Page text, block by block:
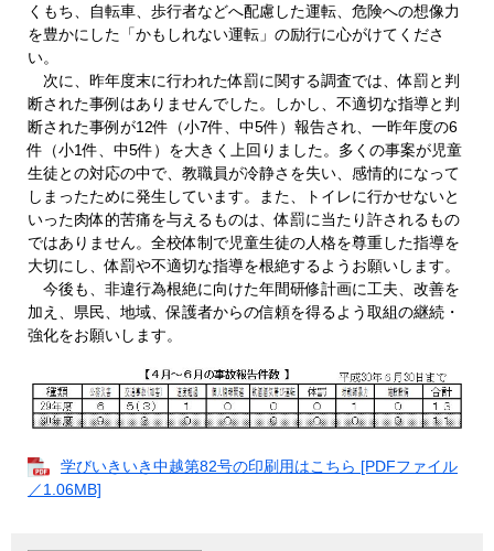
くもち、自転車、歩行者などへ配慮した運転、危険への想像力
を豊かにした「かもしれない運転」の励行に心がけてくださ
い。
次に、昨年度末に行われた体罰に関する調査では、体罰と判
断された事例はありませんでした。しかし、不適切な指導と判
断された事例が12件（小7件、中5件）報告され、一昨年度の6
件（小1件、中5件）を大きく上回りました。多くの事案が児童
生徒との対応の中で、教職員が冷静さを失い、感情的になって
しまったために発生しています。また、トイレに行かせないと
いった肉体的苦痛を与えるものは、体罰に当たり許されるもの
ではありません。全校体制で児童生徒の人格を尊重した指導を
大切にし、体罰や不適切な指導を根絶するようお願いします。
今後も、非違行為根絶に向けた年間研修計画に工夫、改善を
加え、県民、地域、保護者からの信頼を得るよう取組の継続・
強化をお願いします。
学びいきいき中越第82号の印刷用はこちら [PDFファイル
／1.06MB]